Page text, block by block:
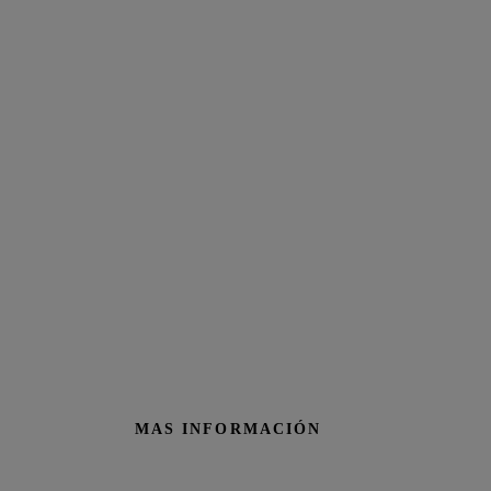
MAS INFORMACIÓN